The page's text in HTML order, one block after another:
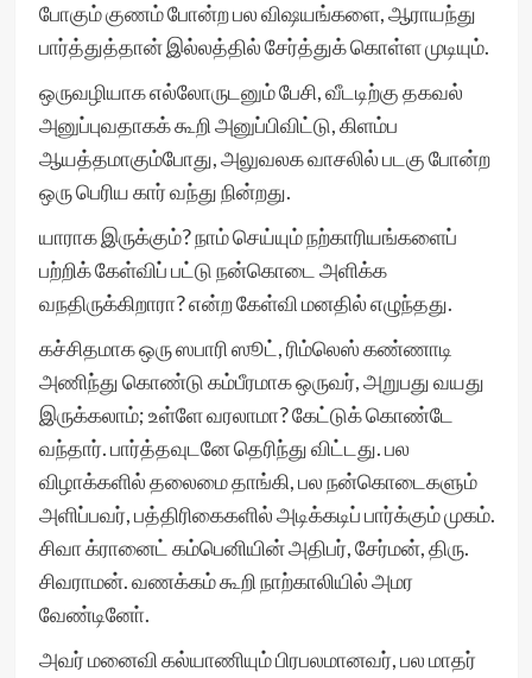
போகும் குணம் போன்ற பல விஷயங்களை, ஆராயந்து
பார்த்துத்தான் இல்லத்தில் சேர்த்துக் கொள்ள முடியும்.
ஒருவழியாக எல்லோருடனும் பேசி, வீடடிற்கு தகவல்
அனுப்புவதாகக் கூறி அனுப்பிவிட்டு, கிளம்ப
ஆயத்தமாகும்போது, அலுவலக வாசலில் படகு போன்ற
ஒரு பெரிய கார் வந்து நின்றது.
யாராக இருக்கும்? நாம் செய்யும் நற்காரியங்களைப்
பற்றிக் கேள்விப் பட்டு நன்கொடை அளிக்க
வநதிருக்கிறாரா? என்ற கேள்வி மனதில் எழுந்தது.
கச்சிதமாக ஒரு ஸபாரி ஸூட், ரிம்லெஸ் கண்ணாடி
அணிந்து கொண்டு கம்பீரமாக ஒருவர், அறுபது வயது
இருக்கலாம்; உள்ளே வரலாமா? கேட்டுக் கொண்டே
வந்தார். பார்த்தவுடனே தெரிந்து விட்டது. பல
விழாக்களில் தலைமை தாங்கி, பல நன்கொடைகளும்
அளிப்பவர், பத்திரிகைகளில் அடிக்கடிப் பார்க்கும் முகம்.
சிவா க்ரானைட் கம்பெனியின் அதிபர், சேர்மன், திரு.
சிவராமன். வணக்கம் கூறி நாற்காலியில் அமர
வேண்டினோ்.
அவர் மனைவி கல்யாணியும் பிரபலமானவர், பல மாதர்